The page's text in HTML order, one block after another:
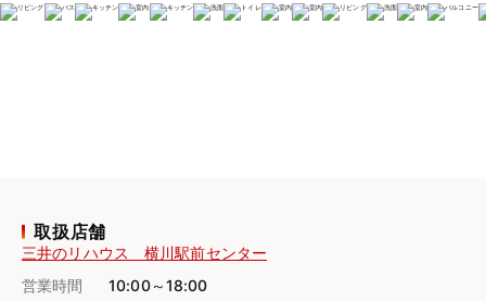
取扱店舗
三井のリハウス 横川駅前センター
営業時間
10:00～18:00